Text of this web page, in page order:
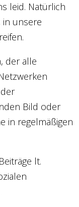
leid. Natürlich
in unsere
der alle
Bild oder
in regelmäßigen
lt.